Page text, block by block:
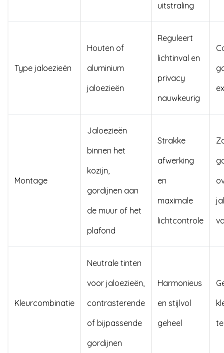
uitstraling
Type jaloezieën
Houten of
aluminium
jaloezieën
Reguleert
lichtinval en
privacy
nauwkeurig
Montage
Jaloezieën
binnen het
kozijn,
gordijnen aan
de muur of het
plafond
Strakke
afwerking
en
maximale
lichtcontrole
Kleurcombinatie
Neutrale tinten
voor jaloezieën,
contrasterende
of bijpassende
gordijnen
Harmonieus
en stijlvol
geheel